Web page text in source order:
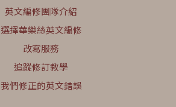
英文編修團隊介紹
選擇華樂絲英文編修
改寫服務
追蹤修訂教學
我們修正的英文錯誤